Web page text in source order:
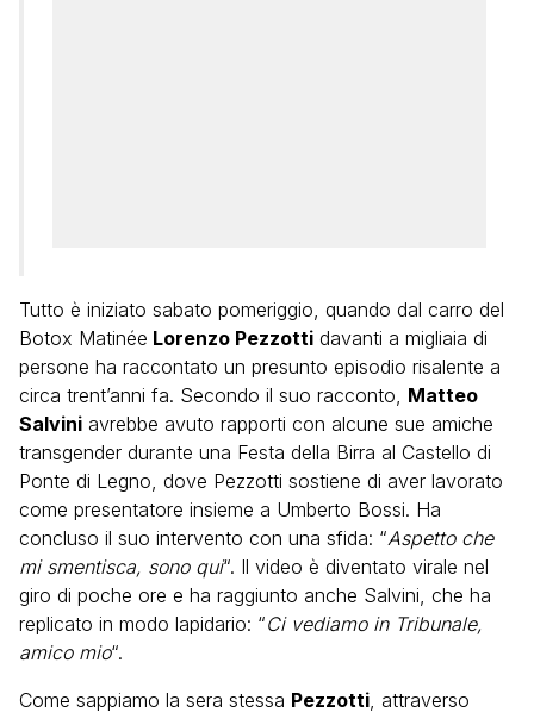
Tutto è iniziato sabato pomeriggio, quando dal carro del
Botox Matinée Lorenzo Pezzotti davanti a migliaia di
persone ha raccontato un presunto episodio risalente a
circa trent’anni fa. Secondo il suo racconto, Matteo
Salvini avrebbe avuto rapporti con alcune sue amiche
transgender durante una Festa della Birra al Castello di
Ponte di Legno, dove Pezzotti sostiene di aver lavorato
come presentatore insieme a Umberto Bossi. Ha
concluso il suo intervento con una sfida: “Aspetto che
mi smentisca, sono qui“. Il video è diventato virale nel
giro di poche ore e ha raggiunto anche Salvini, che ha
replicato in modo lapidario: “Ci vediamo in Tribunale,
amico mio“.
Come sappiamo la sera stessa Pezzotti, attraverso